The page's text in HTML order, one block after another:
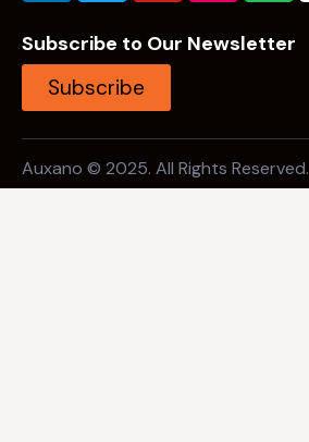
Subscribe to Our Newsletter
Subscribe
Auxano © 2025. All Rights Reserved.